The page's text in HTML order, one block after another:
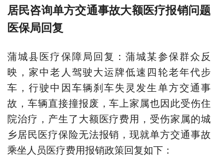
居民咨询单方交通事故大额医疗报销问题
医保局回复
蒲城县医疗保障局回复：蒲城某参保群众反
映，家中老人驾驶大运牌低速四轮老年代步
车，行驶中因车辆刹车失灵发生单方交通事
故，车辆直接撞报废，车上家属也因此受伤住
院治疗，产生了大额医疗费用，受伤家属的城
乡居民医疗保险无法报销，现就单方交通事故
乘坐人员医疗费用报销政策回复如下：